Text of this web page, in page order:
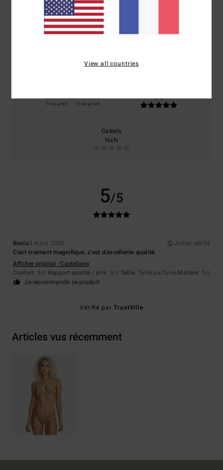
basé sur1 avis vérifiés
100% de nos clients recommandent ce produit
Trop petit Trop grand
5.0
Coloris
NaN
5/5
Rocio3 mars 2026
Achat vérifié
C'est vraiment magnifique, c'est d'excellente qualité.
Afficher original - Castellano
Confort: 5/5 Rapport qualité / prix: 5/5 Taille: Taille parfaite Matière: 5/5
Je recommande ce produit
Vérifié parTrustVille
Articles vus récemment
View all countries